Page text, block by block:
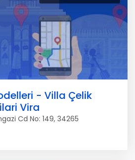
- Villa Çelik
Vira
Cd No: 149, 34265